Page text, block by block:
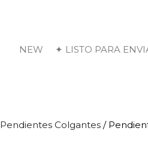
NEW ✦ LISTO PARA
Pendientes Colgantes /